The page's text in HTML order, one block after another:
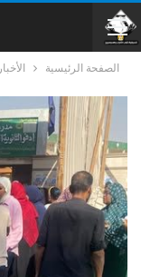
الصفحة الرئيسية الأخبار